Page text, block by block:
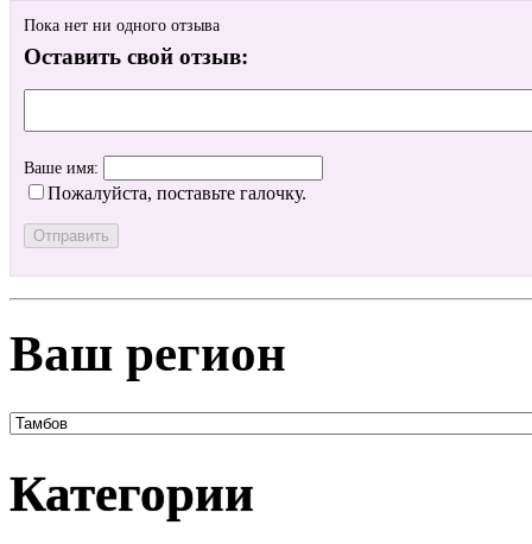
Пока нет ни одного отзыва
Оставить свой отзыв:
Ваше имя:
Пожалуйста, поставьте галочку.
Ваш регион
Категории